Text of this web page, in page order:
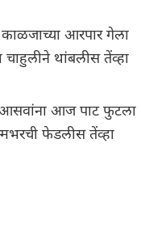
आरपार गेला
चाहुलीने थांबलीस तेंव्हा
आसवांना आज पाट फुटला
फेडलीस तेंव्हा